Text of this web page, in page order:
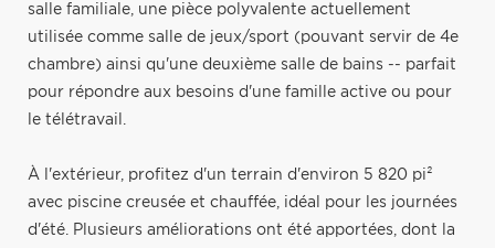
salle familiale, une pièce polyvalente actuellement
utilisée comme salle de jeux/sport (pouvant servir de 4e
chambre) ainsi qu'une deuxième salle de bains -- parfait
pour répondre aux besoins d'une famille active ou pour
le télétravail.
À l'extérieur, profitez d'un terrain d'environ 5 820 pi²
avec piscine creusée et chauffée, idéal pour les journées
d'été. Plusieurs améliorations ont été apportées, dont la